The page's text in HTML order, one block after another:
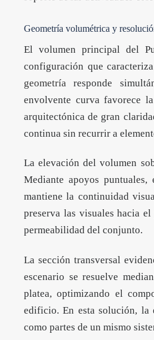
Geometría volumétrica y
El volumen principal del
configuración que
geometría responde
envolvente curva favorece
arquitectónica de gran
continua sin recurrir a
La elevación del volumen
Mediante apoyos
mantiene la continuidad
preserva las visuales hacia
permeabilidad del conjunto.
La sección transversal
escenario se resuelve
platea, optimizando el
edificio. En esta solución, la
como partes de un mismo